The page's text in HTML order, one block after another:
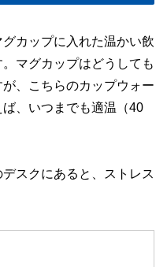
カップに入れた温かい飲
マグカップはどうしても
、こちらのカップウォー
、いつまでも適温（40
スクにあると、ストレス